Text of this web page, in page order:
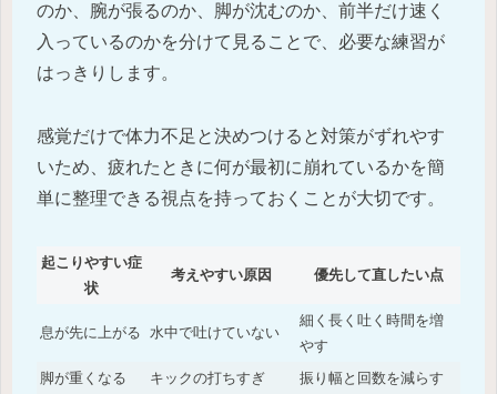
のか、腕が張るのか、脚が沈むのか、前半だけ速く
入っているのかを分けて見ることで、必要な練習が
はっきりします。
感覚だけで体力不足と決めつけると対策がずれやす
いため、疲れたときに何が最初に崩れているかを簡
単に整理できる視点を持っておくことが大切です。
起こりやすい症
状
考えやすい原因 優先して直したい点
息が先に上がる 水中で吐けていない
細く長く吐く時間を増
やす
脚が重くなる
キックの打ちすぎ 振り幅と回数を減らす